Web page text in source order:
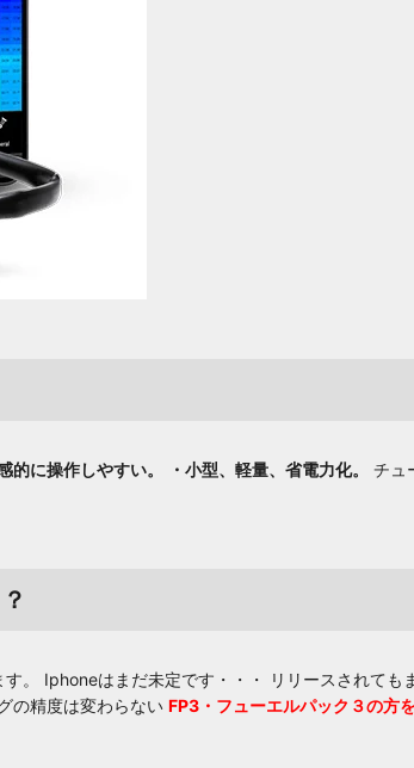
的に操作しやすい。 ・小型、軽量、省電力化。
チュ
。 Iphoneはまだ未定です・・・ リリースされても
の精度は変わらない FP3・フューエルパック３の方